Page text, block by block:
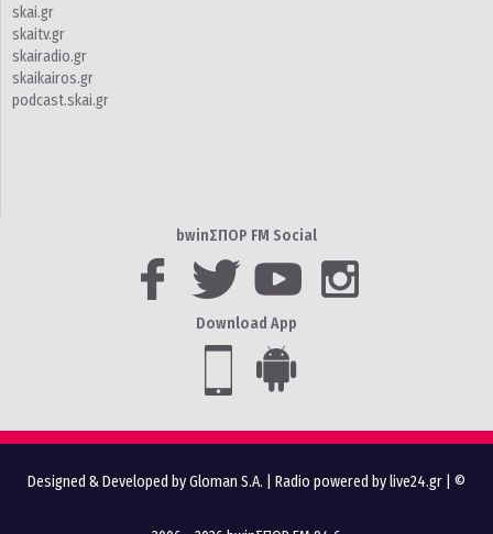
skai.gr
skaitv.gr
skairadio.gr
skaikairos.gr
podcast.skai.gr
bwinΣΠΟΡ FM Social
Download App
Designed & Developed by Gloman S.A. Radio powered by live24.gr | ©